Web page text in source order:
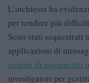
L’inchiesta ha
per rendere più
Sono stati sequestrati
applicazioni di
sistemi di pagamento
investigatori per